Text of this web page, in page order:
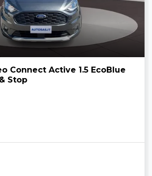
Connect Active 1.5 EcoBlue
Stop